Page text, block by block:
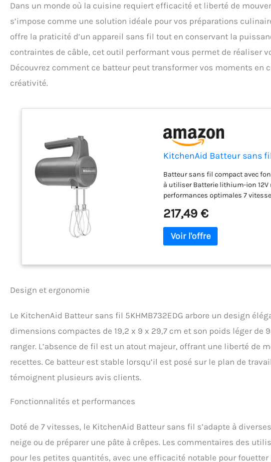
Dans un monde où la cuisine requiert efficacité et liberté de
s’impose comme une solution idéale pour vos préparations
offre la praticité d’un appareil sans fil tout en conservant la
contraintes de câble, cet outil performant vous permet de réaliser
Découvrez comment ce batteur peut transformer vos moments en
créativité.
KitchenAid Batteur sans fil
Batteur sans fil compact avec
à utiliser Batterie lithium-ion 12V
performances optimales 7
») Augmentez progressivement
les éclaboussures
217,49 €
Design et ergonomie
Le KitchenAid Batteur sans fil 5KHMB732EDG arbore un design
dimensions compactes de 19,2 x 9 x 29,7 cm et son poids léger
ranger. L’absence de fil est un atout majeur, offrant une liberté de
recettes. Ce batteur est stable lorsqu’il est posé sur le plan de
témoignent plusieurs avis clients.
Fonctionnalités et performances
Doté de 7 vitesses, le KitchenAid Batteur sans fil s’adapte à
neige ou de préparer une pâte à crêpes. Les commentaires des
pour les petites quantités, avec une efficacité notable pour